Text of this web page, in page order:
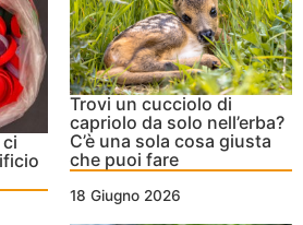
Trovi un cucciolo di
capriolo da solo nell’erba?
C’è una sola cosa giusta
che puoi fare
18 Giugno 2026